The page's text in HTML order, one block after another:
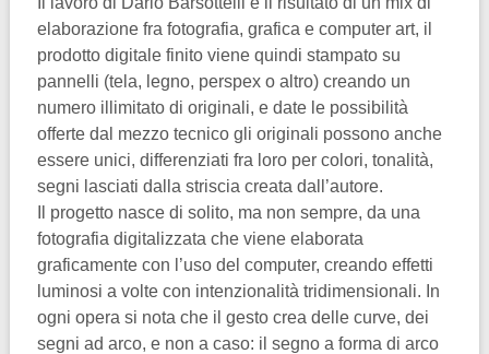
elaborazione fra fotografia, grafica e computer art, il
prodotto digitale finito viene quindi stampato su
pannelli (tela, legno, perspex o altro) creando un
numero illimitato di originali, e date le possibilità
offerte dal mezzo tecnico gli originali possono anche
essere unici, differenziati fra loro per colori, tonalità,
segni lasciati dalla striscia creata dall’autore.
Il progetto nasce di solito, ma non sempre, da una
fotografia digitalizzata che viene elaborata
graficamente con l’uso del computer, creando effetti
luminosi a volte con intenzionalità tridimensionali. In
ogni opera si nota che il gesto crea delle curve, dei
segni ad arco, e non a caso: il segno a forma di arco